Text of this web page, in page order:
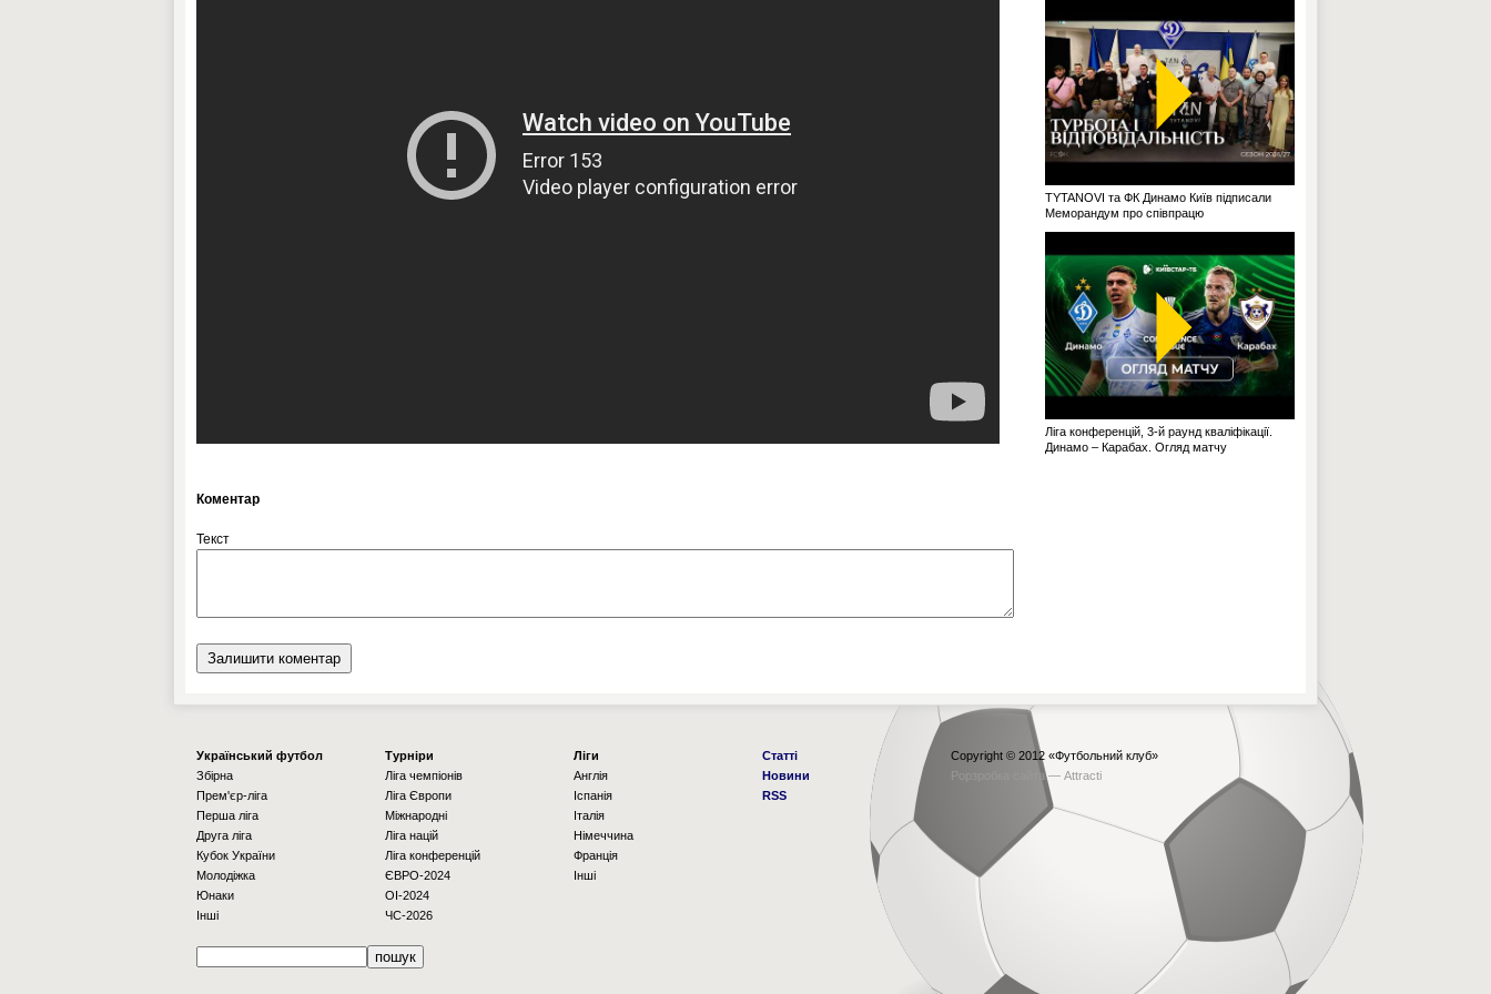
Коментар
Текст
TYTANOVI та ФК Динамо Київ підписали
Меморандум про співпрацю
Ліга конференцій, 3-й раунд кваліфікації.
Динамо – Карабах. Огляд матчу
Українcький футбол
Збірна
Прем'єр-ліга
Перша ліга
Друга ліга
Кубок України
Молодіжка
Юнаки
Інші
Турніри
Ліга чемпіонів
Ліга Європи
Міжнародні
Ліга націй
Ліга конференцій
ЄВРО-2024
OI-2024
ЧС-2026
Ліги
Англія
Іспанія
Італія
Німеччина
Франція
Інші
Статті
Новини
RSS
Copyright © 2012 «Футбольний клуб»
Рорзробка сайта — Attracti